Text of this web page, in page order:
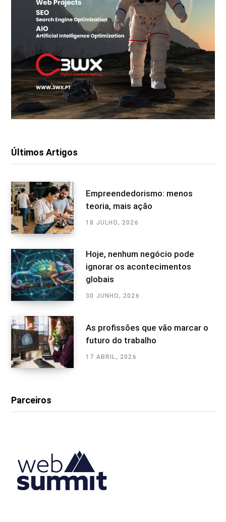
Últimos Artigos
Empreendedorismo: menos
teoria, mais ação
18 JULHO, 2026
Hoje, nenhum negócio pode
ignorar os acontecimentos
globais
30 JUNHO, 2026
As profissões que vão marcar o
futuro do trabalho
17 ABRIL, 2026
Parceiros